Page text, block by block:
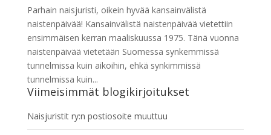
Parhain naisjuristi, oikein hyvää kansainvälistä
naistenpäivää! Kansainvälistä naistenpäivää vietettiin
ensimmäisen kerran maaliskuussa 1975. Tänä vuonna
naistenpäivää vietetään Suomessa synkemmissä
tunnelmissa kuin aikoihin, ehkä synkimmissä
tunnelmissa kuin...
Viimeisimmät blogikirjoitukset
Naisjuristit ry:n postiosoite muuttuu